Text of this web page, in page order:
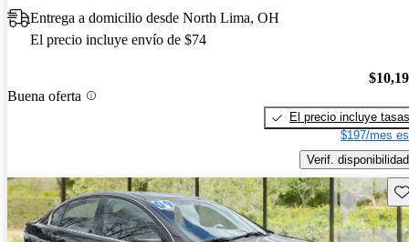
Entrega a domicilio desde North Lima, OH
El precio incluye envío de $74
Buena oferta
El precio incluye tasas
$197/mes
Verif. disponibilidad